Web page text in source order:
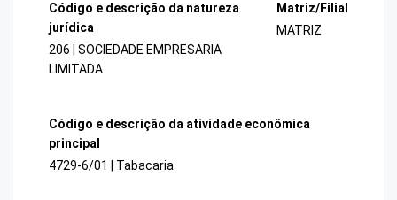
Código e descrição da natureza
jurídica
206 | SOCIEDADE EMPRESARIA
LIMITADA
Matriz/Filial
MATRIZ
Código e descrição da atividade econômica
principal
4729-6/01 | Tabacaria